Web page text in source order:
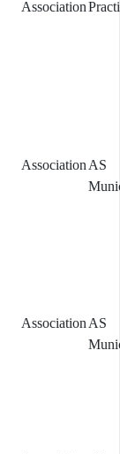
Association
Association AS
Association AS